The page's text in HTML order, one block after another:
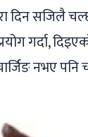
दिन सजिलै
गर्दा,
नभए पनि